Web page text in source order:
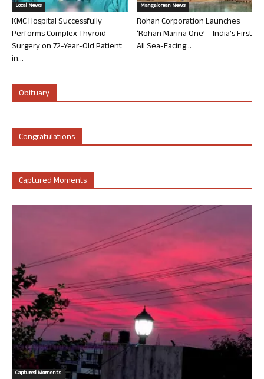
Local News
KMC Hospital Successfully
Performs Complex Thyroid
Surgery on 72-Year-Old Patient
in...
Mangalorean News
Rohan Corporation Launches
‘Rohan Marina One’ – India’s First
All Sea-Facing...
Obituary
Congratulations
Captured Moments
Captured Moments